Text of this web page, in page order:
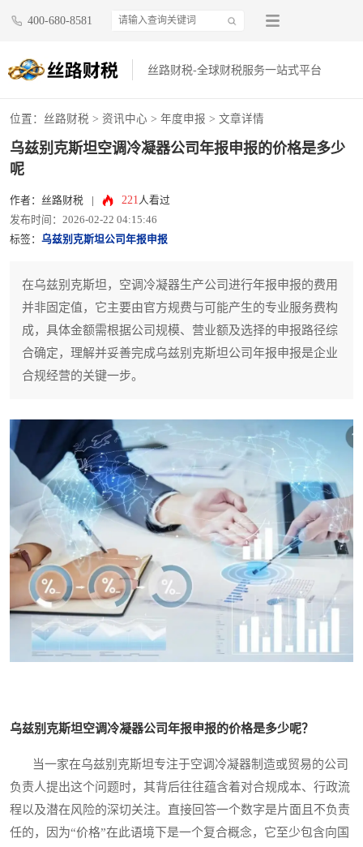
400-680-8581
丝路财税-全球财税服务一站式平台
位置： 丝路财税 > 资讯中心 > 年度申报 > 文章详情
乌兹别克斯坦空调冷凝器公司年报申报的价格是多少
呢
作者：丝路财税 221人看过
发布时间：2026-02-22 04:15:46
标签： 乌兹别克斯坦公司年报申报
在乌兹别克斯坦，空调冷凝器生产公司进行年报申报的费用
并非固定值，它主要由官方规费与可能产生的专业服务费构
成，具体金额需根据公司规模、营业额及选择的申报路径综
合确定，理解并妥善完成乌兹别克斯坦公司年报申报是企业
合规经营的关键一步。
乌兹别克斯坦空调冷凝器公司年报申报的价格是多少呢？
当一家在乌兹别克斯坦专注于空调冷凝器制造或贸易的公司
负责人提出这个问题时，其背后往往蕴含着对合规成本、行政流
程以及潜在风险的深切关注。直接回答一个数字是片面且不负责
任的，因为“价格”在此语境下是一个复合概念，它至少包含向国